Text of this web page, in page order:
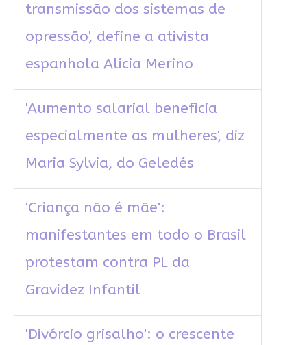
transmissão dos sistemas de
opressão', define a ativista
espanhola Alicia Merino
'Aumento salarial beneficia
especialmente as mulheres', diz
Maria Sylvia, do Geledés
'Criança não é mãe':
manifestantes em todo o Brasil
protestam contra PL da
Gravidez Infantil
'Divórcio grisalho': o crescente